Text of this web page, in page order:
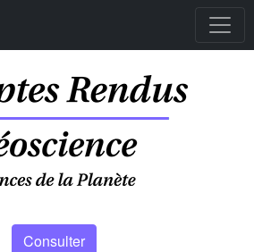
Consulter